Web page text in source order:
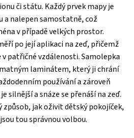
či státu. Každý prvek mapy je
a nalepen samostatně, což
v případě velkých prostor.
po její aplikaci na zeď, přičemž
patřičné vzdálenosti. Samolepka
laminátem, který ji chrání
používání a zároveň
silnější a snáze se přenáší na zeď.
způsob, jak oživit dětský pokojíček,
tou správnou volbou.